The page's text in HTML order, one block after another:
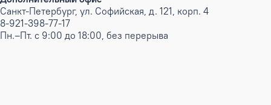
Санкт-Петербург, ул. Софийская, д. 121, корп. 4
8-921-398-77-17
Пн.–Пт. с 9:00 до 18:00, без перерыва